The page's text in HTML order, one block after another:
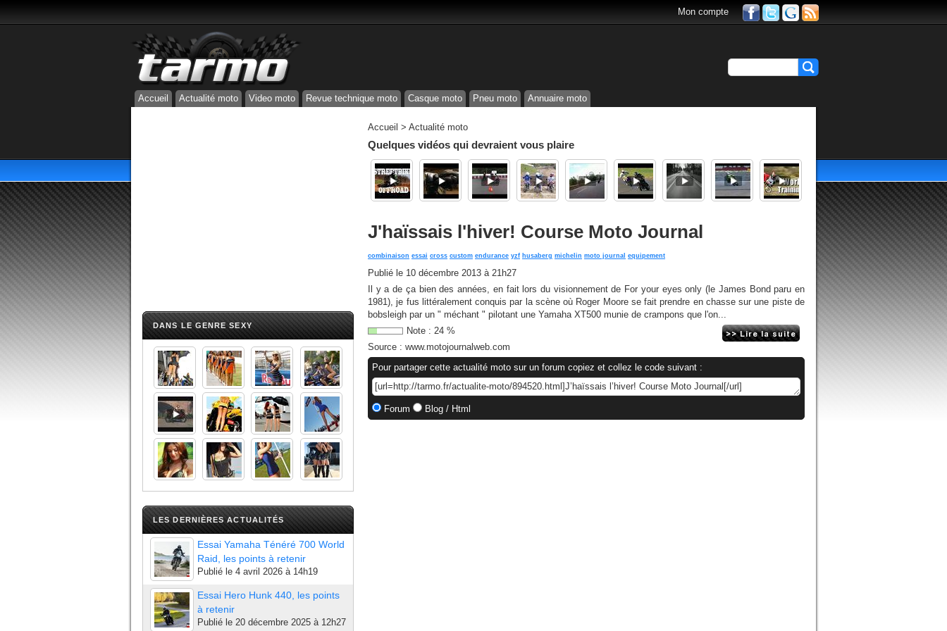
Mon compte
Accueil Actualité moto Video moto Revue technique moto Casque moto Pneu moto Annuaire moto
DANS LE GENRE SEXY
LES DERNIÈRES ACTUALITÉS
Essai Yamaha Ténéré 700 World
Raid, les points à retenir
Publié le 4 avril 2026 à 14h19
Essai Hero Hunk 440, les points
à retenir
Publié le 20 décembre 2025 à 12h27
Accueil > Actualité moto
Quelques vidéos qui devraient vous plaire
J'haïssais l'hiver! Course Moto Journal
combinaison essai cross custom endurance yzf husaberg michelin moto journal equipement
Publié le 10 décembre 2013 à 21h27
Il y a de ça bien des années, en fait lors du visionnement de For your eyes only (le James Bond paru en
1981), je fus littéralement conquis par la scène où Roger Moore se fait prendre en chasse sur une piste de
bobsleigh par un " méchant " pilotant une Yamaha XT500 munie de crampons que l'on...
Note : 24 %
Source : www.motojournalweb.com
Pour partager cette actualité moto sur un forum copiez et collez le code suivant :
Forum Blog / Html